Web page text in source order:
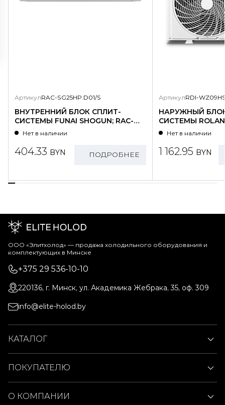
АртикулRAC-SG25HP.D01/S
ВНУТРЕННИЙ БЛОК СПЛИТ-
СИСТЕМЫ FUNAI SHOGUN; RAC-
SG25HP.D01/S
Нет в наличии
404.33 BYN ПОДРОБНЕЕ
АртикулRDI-
НАРУЖНЫЙ
СИСТЕМЫ
WZ09HSS/N1-
Нет в наличии
1 162.95 BYN
ООО «Элитхолод» ― продажа холодильного оборудования и
комплектующих в Минске
+375 29 536-10-10
220136, г. Минск, ул. Академика Жебрака, 35, оф. 309
info@elite-holod.by
КАТАЛОГ
ПОКУПАТЕЛЮ
О КОМПАНИИ